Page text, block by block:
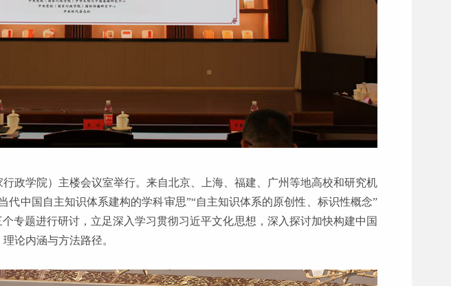
政学院）主楼会议室举行。来自北京、上海、福建、广州等地高校和研究机
代中国自主知识体系建构的学科审思”“自主知识体系的原创性、标识性概念”
专题进行研讨，立足深入学习贯彻习近平文化思想，深入探讨加快构建中国
论内涵与方法路径。